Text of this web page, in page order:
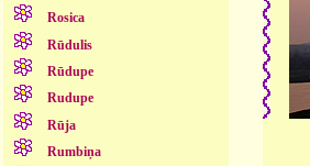
Rosica
Rūdulis
Rūdupe
Rudupe
Rūja
Rumbiņa